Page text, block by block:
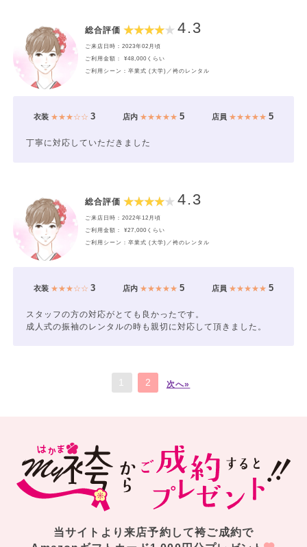
総合評価 4.3
ご来店日時：2023年02月頃
ご利用金額： ¥48,000くらい
ご利用シーン：卒業式 (大学)／袴のレンタル
衣装★★★☆☆ 3 店内★★★★★ 5 店員 ★★★★★5
丁寧に対応していただきました
総合評価 4.3
ご来店日時：2022年12月頃
ご利用金額： ¥27,000くらい
ご利用シーン：卒業式 (大学)／袴のレンタル
衣装★★★☆☆ 3 店内★★★★★ 5 店員 ★★★★★5
スタッフの方の対応がとても良かったです。
成人式の振袖のレンタルの時も親切に対応して頂きました。
2 次へ»
当サイトより来店予約して袴ご成約で